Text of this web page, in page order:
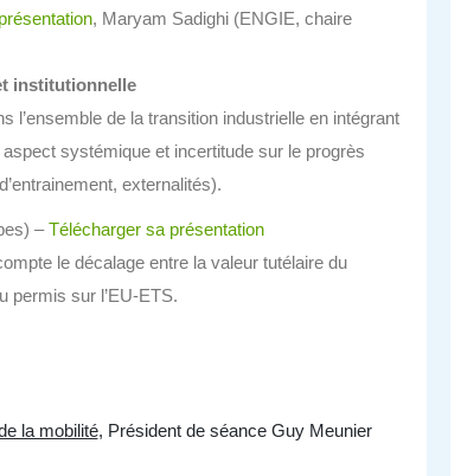
, Maryam Sadighi (ENGIE, chaire
institutionnelle
l’ensemble de la transition industrielle en intégrant
systémique et incertitude sur le progrès
externalités).
–Télécharger sa présentation
le décalage entre la valeur tutélaire du
permis sur l’EU-ETS.
la mobilité, Président de séance Guy Meunier